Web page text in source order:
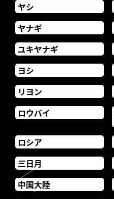
ヤシ
ヤナギ
ユキヤナギ
ヨシ
リヨン
ロウバイ
ロシア
三日月
中国大陸